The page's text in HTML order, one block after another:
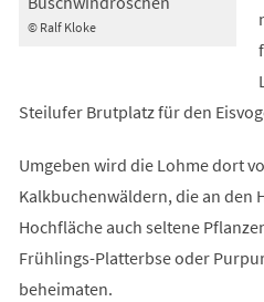
© Ralf Kloke
Steilufer Brutplatz für den
Umgeben wird die Lohme dort
Kalkbuchenwäldern, die an den
Hochfläche auch seltene
Frühlings-Platterbse oder
beheimaten.